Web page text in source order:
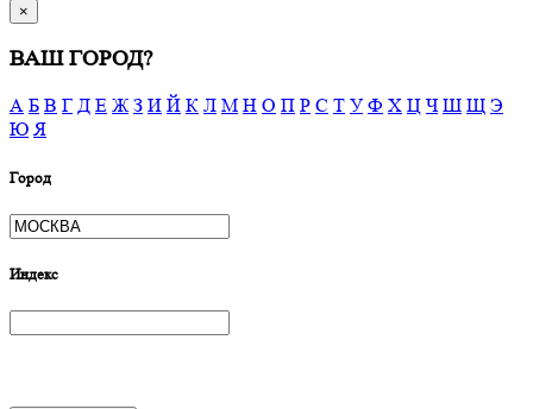
×
ВАШ ГОРОД?
А Б В Г Д Е Ж З И Й К Л М Н О П Р С Т У Ф Х Ц Ч Ш Щ Э
Ю Я
Город
Индекс